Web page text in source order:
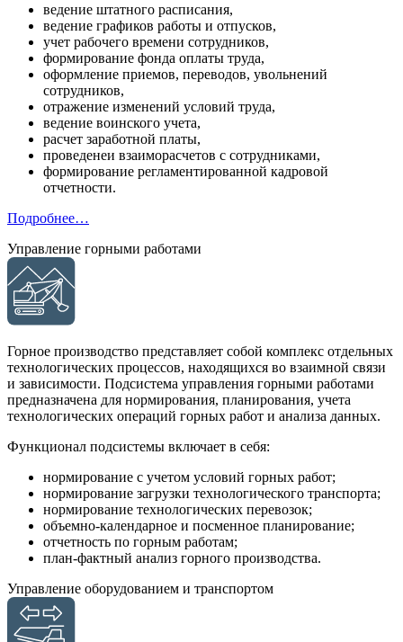
ведение штатного расписания,
ведение графиков работы и отпусков,
учет рабочего времени сотрудников,
формирование фонда оплаты труда,
оформление приемов, переводов, увольнений
сотрудников,
отражение изменений условий труда,
ведение воинского учета,
расчет заработной платы,
проведенеи взаиморасчетов с сотрудниками,
формирование регламентированной кадровой
отчетности.
Подробнее…
Управление горными работами
Горное производство представляет собой комплекс отдельных
технологических процессов, находящихся во взаимной связи
и зависимости. Подсистема управления горными работами
предназначена для нормирования, планирования, учета
технологических операций горных работ и анализа данных.
Функционал подсистемы включает в себя:
нормирование с учетом условий горных работ;
нормирование загрузки технологического транспорта;
нормирование технологических перевозок;
объемно-календарное и посменное планирование;
отчетность по горным работам;
план-фактный анализ горного производства.
Управление оборудованием и транспортом